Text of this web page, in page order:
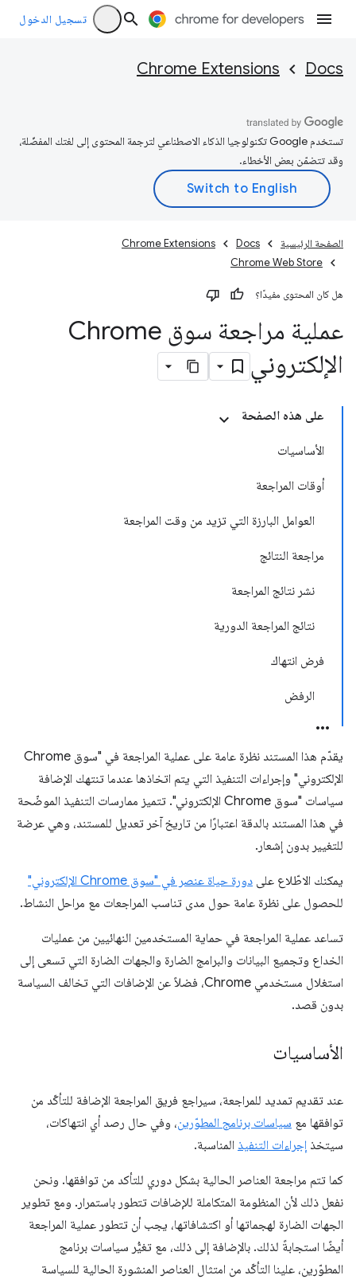
تسجيل الدخول
Docs
Chrome Extensions
تستخدم Google تكنولوجيا الذكاء الاصطناعي لترجمة المحتوى إلى لغتك المفضّلة،
وقد تتضمّن بعض الأخطاء.
الصفحة الرئيسية Docs
Chrome Extensions
Chrome Web Store
هل كان المحتوى مفيدًا؟
عملية مراجعة سوق Chrome
الإلكتروني
على هذه الصفحة
الأساسيات
أوقات المراجعة
العوامل البارزة التي تزيد من وقت المراجعة
مراجعة النتائج
نشر نتائج المراجعة
نتائج المراجعة الدورية
فرض انتهاك
الرفض
يقدّم هذا المستند نظرة عامة على عملية المراجعة في "سوق Chrome
الإلكتروني" وإجراءات التنفيذ التي يتم اتخاذها عندما تنتهك الإضافة
سياسات "سوق Chrome الإلكتروني". تتميز ممارسات التنفيذ الموضّحة
في هذا المستند بالدقة اعتبارًا من تاريخ آخر تعديل للمستند، وهي عرضة
للتغيير بدون إشعار.
يمكنك الاطّلاع على دورة حياة عنصر في "سوق Chrome الإلكتروني"
للحصول على نظرة عامة حول مدى تناسب المراجعات مع مراحل النشاط.
تساعد عملية المراجعة في حماية المستخدمين النهائيين من عمليات
الخداع وتجميع البيانات والبرامج الضارة والجهات الضارة التي تسعى إلى
استغلال مستخدمي Chrome، فضلاً عن الإضافات التي تخالف السياسة
بدون قصد.
الأساسيات
عند تقديم تمديد للمراجعة، سيراجع فريق المراجعة الإضافة للتأكّد من
توافقها مع سياسات برنامج المطوّرين، وفي حال رصد أي انتهاكات،
سيتخذ إجراءات التنفيذ المناسبة.
كما تتم مراجعة العناصر الحالية بشكل دوري للتأكد من توافقها. ونحن
نفعل ذلك لأن المنظومة المتكاملة للإضافات تتطور باستمرار. ومع تطوير
الجهات الضارة لهجماتها أو اكتشافاتها، يجب أن تتطور عملية المراجعة
أيضًا استجابةً لذلك. بالإضافة إلى ذلك، مع تغيُّر سياسات برنامج
المطوّرين، علينا التأكّد من امتثال العناصر المنشورة الحالية للسياسة